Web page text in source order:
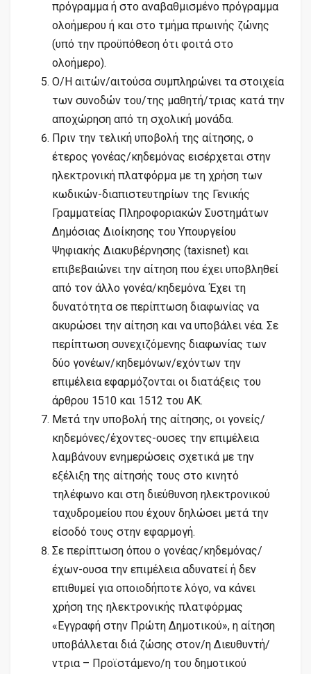
πρόγραμμα ή στο αναβαθμισμένο πρόγραμμα
ολοήμερου ή και στο τμήμα πρωινής ζώνης
(υπό την προϋπόθεση ότι φοιτά στο
ολοήμερο).
Ο/Η αιτών/αιτούσα συμπληρώνει τα στοιχεία
των συνοδών του/της μαθητή/τριας κατά την
αποχώρηση από τη σχολική μονάδα.
Πριν την τελική υποβολή της αίτησης, ο
έτερος γονέας/κηδεμόνας εισέρχεται στην
ηλεκτρονική πλατφόρμα με τη χρήση των
κωδικών-διαπιστευτηρίων της Γενικής
Γραμματείας Πληροφοριακών Συστημάτων
Δημόσιας Διοίκησης του Υπουργείου
Ψηφιακής Διακυβέρνησης (taxisnet) και
επιβεβαιώνει την αίτηση που έχει υποβληθεί
από τον άλλο γονέα/κηδεμόνα. Έχει τη
δυνατότητα σε περίπτωση διαφωνίας να
ακυρώσει την αίτηση και να υποβάλει νέα. Σε
περίπτωση συνεχιζόμενης διαφωνίας των
δύο γονέων/κηδεμόνων/εχόντων την
επιμέλεια εφαρμόζονται οι διατάξεις του
άρθρου 1510 και 1512 του ΑΚ.
Μετά την υποβολή της αίτησης, οι γονείς/
κηδεμόνες/έχοντες-ουσες την επιμέλεια
λαμβάνουν ενημερώσεις σχετικά με την
εξέλιξη της αίτησής τους στο κινητό
τηλέφωνο και στη διεύθυνση ηλεκτρονικού
ταχυδρομείου που έχουν δηλώσει μετά την
είσοδό τους στην εφαρμογή.
Σε περίπτωση όπου ο γονέας/κηδεμόνας/
έχων-ουσα την επιμέλεια αδυνατεί ή δεν
επιθυμεί για οποιοδήποτε λόγο, να κάνει
χρήση της ηλεκτρονικής πλατφόρμας
«Εγγραφή στην Πρώτη Δημοτικού», η αίτηση
υποβάλλεται διά ζώσης στον/η Διευθυντή/
ντρια – Προϊστάμενο/η του δημοτικού